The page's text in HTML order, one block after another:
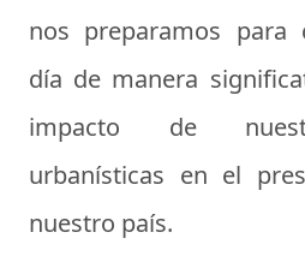
nos preparamos para
día de manera
impacto de
urbanísticas en el
nuestro país.